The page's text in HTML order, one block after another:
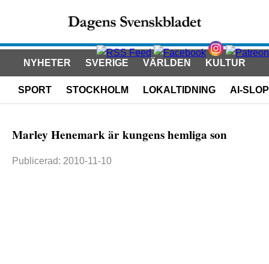
NYHETER SVERIGE VÄRLDEN KULTUR
SPORT STOCKHOLM LOKALTIDNING AI-SLOP
Marley Henemark är kungens hemliga son
Publicerad: 2010-11-10